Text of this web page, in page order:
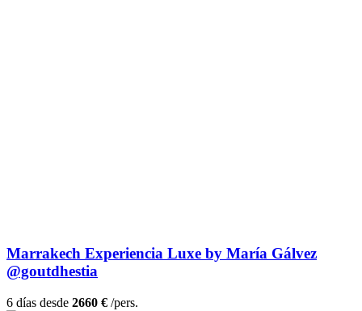
Marrakech Experiencia Luxe by María Gálvez
@goutdhestia
6 días desde 2660 € /pers.